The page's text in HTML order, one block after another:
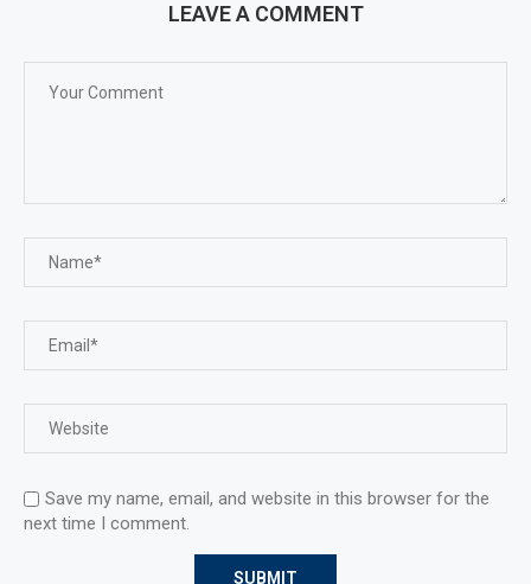
LEAVE A COMMENT
Save my name, email, and website in this browser for the
next time I comment.